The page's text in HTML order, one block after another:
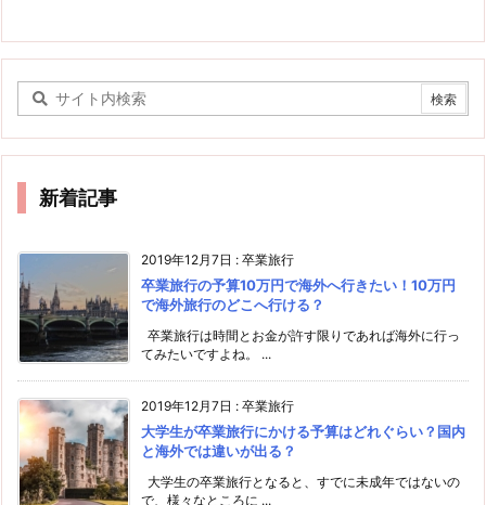
新着記事
2019年12月7日 : 卒業旅行
卒業旅行の予算10万円で海外へ行きたい！10万円
で海外旅行のどこへ行ける？
卒業旅行は時間とお金が許す限りであれば海外に行っ
てみたいですよね。 ...
2019年12月7日 : 卒業旅行
大学生が卒業旅行にかける予算はどれぐらい？国内
と海外では違いが出る？
大学生の卒業旅行となると、すでに未成年ではないの
で、様々なところに ...